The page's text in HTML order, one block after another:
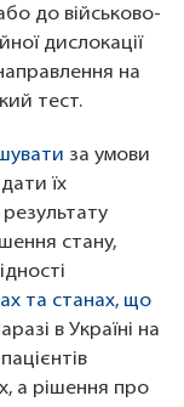
до військово-
дислокації
на
тест.
за умови
їх
стану,
та станах, що
в Україні на
а рішення про